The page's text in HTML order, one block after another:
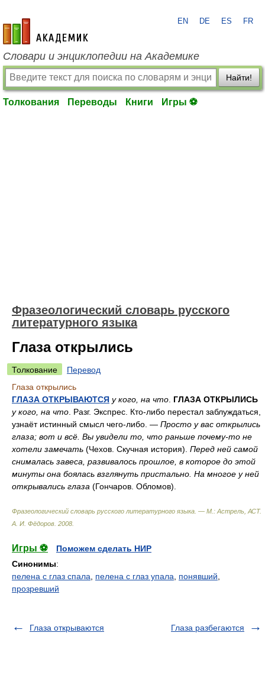
academic.ru
EN DE ES FR
Словари и энциклопедии на Академике
Найти!
Толкования Переводы Книги Игры ⚽
Фразеологический словарь русского
литературного языка
Глаза открылись
Толкование
Перевод
Глаза открылись
ГЛАЗА ОТКРЫВАЮТСЯ у кого, на что ГЛАЗА ОТКРЫЛИСЬ
у кого, на что . Разг. Экспрес. Кто-либо перестал заблуждаться,
узнаёт истинный смысл чего-либо. — Просто у вас открылись
глаза; вот и всё. Вы увидели то, что раньше почему-то не
хотели замечать (Чехов. Скучная история). Перед ней самой
снималась завеса, развивалось прошлое, в которое до этой
минуты она боялась взглянуть пристально. На многое у ней
открывались глаза (Гончаров. Обломов).
Фразеологический словарь русского литературного языка. — М.: Астрель, АСТ.
А. И. Фёдоров 2008
Игры ⚽
Поможем сделать НИР
Синонимы:
пелена с глаз спала
пелена с глаз упала понявший
прозревший
Глаза открываются Глаза разбегаются